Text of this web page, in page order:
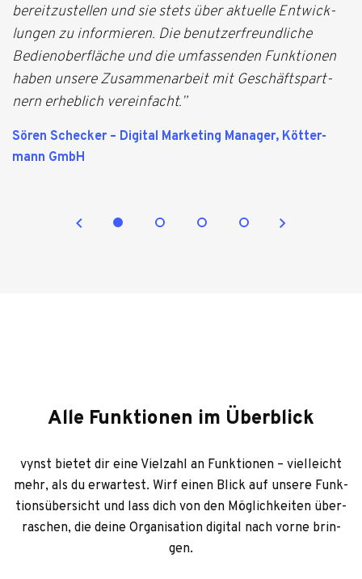
bereit­zu­stel­len und sie stets über aktu­elle Ent­wick­
lun­gen zu infor­mie­ren. Die benut­zer­freund­li­che
Bedien­ober­flä­che und die umfas­sen­den Funk­tio­nen
haben unsere Zusam­men­ar­beit mit Geschäfts­part­
nern erheb­lich ver­ein­facht.”
Sören Sche­cker – Digi­tal Mar­ke­ting Mana­ger, Köt­ter­
mann GmbH
Alle Funktionen im Überblick
vynst bie­tet dir eine Viel­zahl an Funk­tio­nen – viel­leicht
mehr, als du erwar­test. Wirf einen Blick auf unsere Funk­
ti­ons­über­sicht und lass dich von den Mög­lich­kei­ten über­
ra­schen, die deine Orga­ni­sa­tion digi­tal nach vorne brin­
gen.